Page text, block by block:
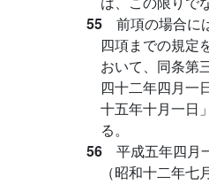
55 前項の場合に
四項までの規定
おいて、同条第
四十二年四月一
十五年十月一日
る。
56 平成五年四月
（昭和十二年